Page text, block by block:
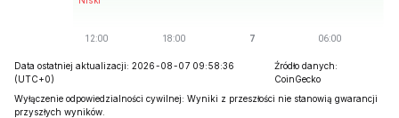
Data ostatniej aktualizacji: 2026-08-07 09:58:36
(UTC+0)
Źródło danych:
CoinGecko
Wyłączenie odpowiedzialności cywilnej: Wyniki z przeszłości nie stanowią gwarancji
przyszłych wyników.